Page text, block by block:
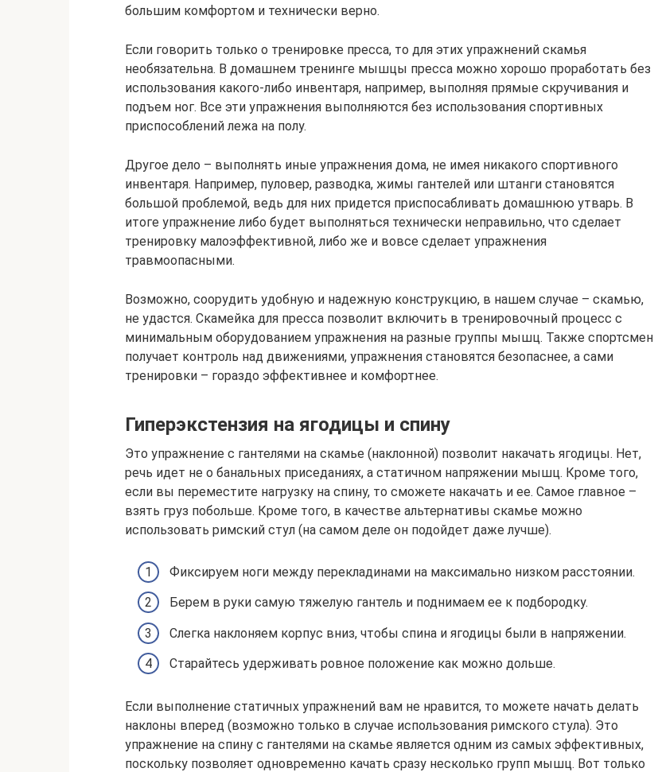
большим комфортом и технически верно.
Если говорить только о тренировке пресса, то для этих упражнений скамья
необязательна. В домашнем тренинге мышцы пресса можно хорошо проработать без
использования какого-либо инвентаря, например, выполняя прямые скручивания и
подъем ног. Все эти упражнения выполняются без использования спортивных
приспособлений лежа на полу.
Другое дело – выполнять иные упражнения дома, не имея никакого спортивного
инвентаря. Например, пуловер, разводка, жимы гантелей или штанги становятся
большой проблемой, ведь для них придется приспосабливать домашнюю утварь. В
итоге упражнение либо будет выполняться технически неправильно, что сделает
тренировку малоэффективной, либо же и вовсе сделает упражнения
травмоопасными.
Возможно, соорудить удобную и надежную конструкцию, в нашем случае – скамью,
не удастся. Скамейка для пресса позволит включить в тренировочный процесс с
минимальным оборудованием упражнения на разные группы мышц. Также спортсмен
получает контроль над движениями, упражнения становятся безопаснее, а сами
тренировки – гораздо эффективнее и комфортнее.
Гиперэкстензия на ягодицы и спину
Это упражнение с гантелями на скамье (наклонной) позволит накачать ягодицы. Нет,
речь идет не о банальных приседаниях, а статичном напряжении мышц. Кроме того,
если вы переместите нагрузку на спину, то сможете накачать и ее. Самое главное –
взять груз побольше. Кроме того, в качестве альтернативы скамье можно
использовать римский стул (на самом деле он подойдет даже лучше).
Фиксируем ноги между перекладинами на максимально низком расстоянии.
Берем в руки самую тяжелую гантель и поднимаем ее к подбородку.
Слегка наклоняем корпус вниз, чтобы спина и ягодицы были в напряжении.
Старайтесь удерживать ровное положение как можно дольше.
Если выполнение статичных упражнений вам не нравится, то можете начать делать
наклоны вперед (возможно только в случае использования римского стула). Это
упражнение на спину с гантелями на скамье является одним из самых эффективных,
поскольку позволяет одновременно качать сразу несколько групп мышц. Вот только